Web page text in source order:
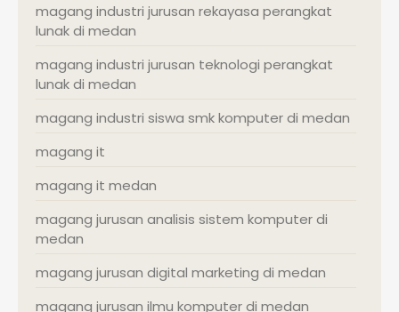
magang industri jurusan rekayasa perangkat
lunak di medan
magang industri jurusan teknologi perangkat
lunak di medan
magang industri siswa smk komputer di medan
magang it
magang it medan
magang jurusan analisis sistem komputer di
medan
magang jurusan digital marketing di medan
magang jurusan ilmu komputer di medan